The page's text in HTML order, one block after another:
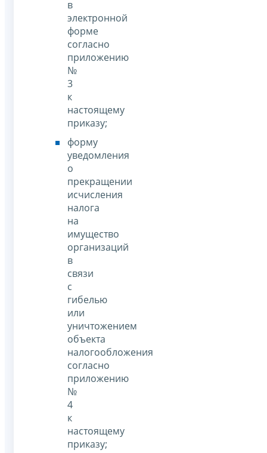
в
электронной
форме
согласно
приложению
№
3
к
настоящему
приказу;
форму
уведомления
о
прекращении
исчисления
налога
на
имущество
организаций
в
связи
с
гибелью
или
уничтожением
объекта
налогообложения
согласно
приложению
№
4
к
настоящему
приказу;